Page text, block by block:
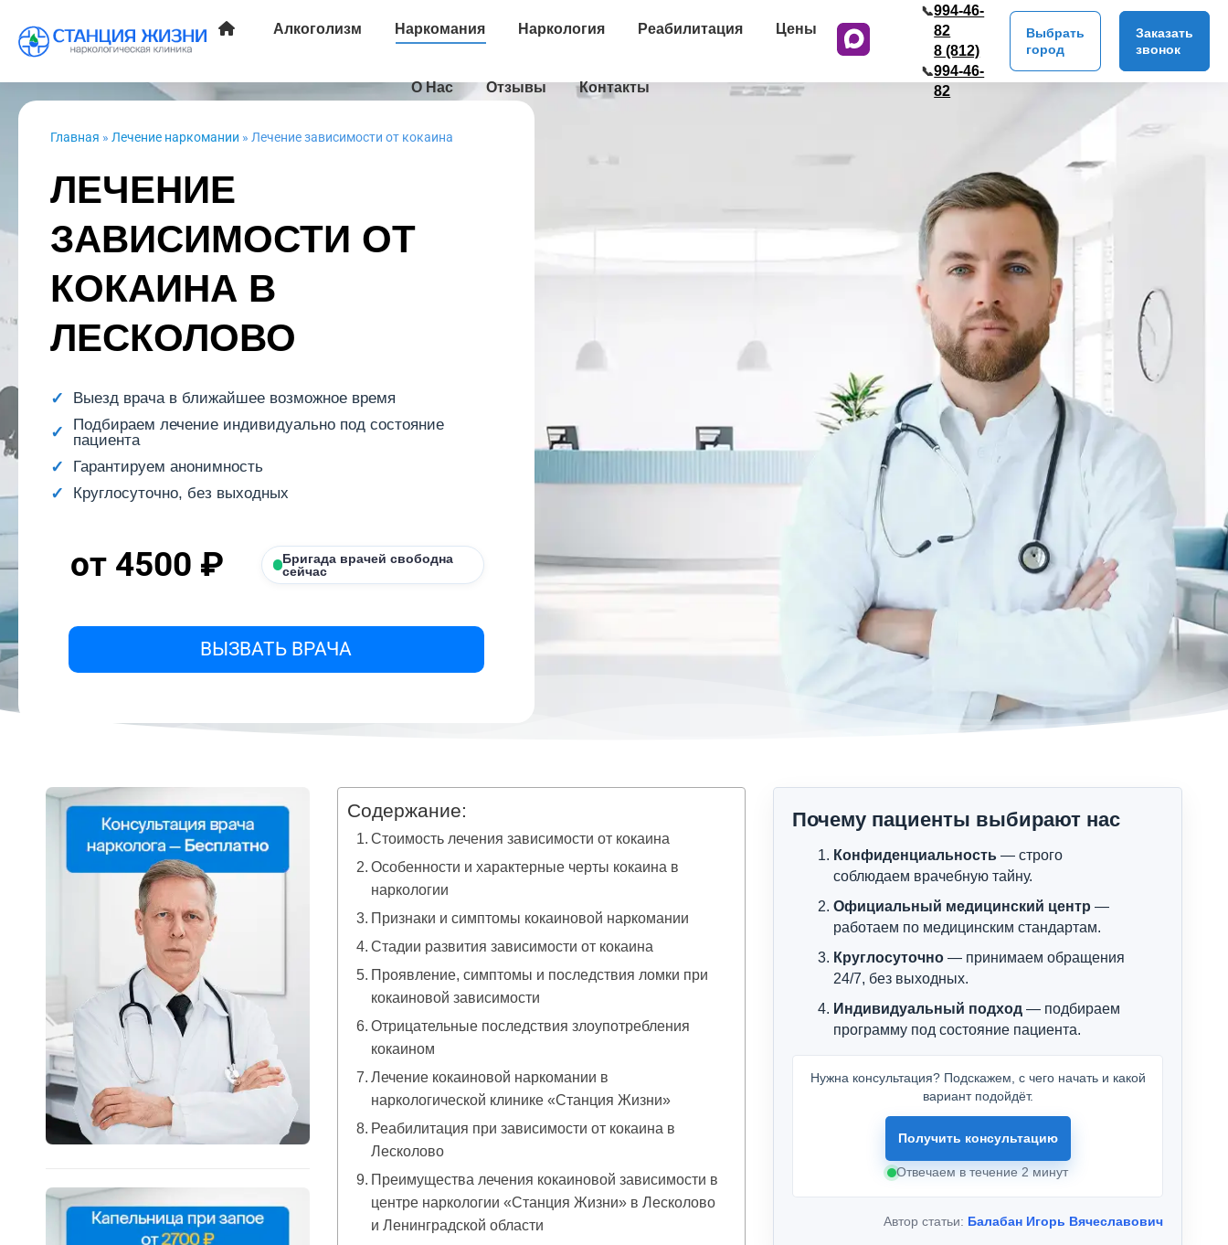
Алкоголизм Наркомания Наркология Реабилитация Цены
О Нас Отзывы Контакты
📞994-46-
82
📞
8 (812)
994-46-
82
Выбрать
город
Заказать
звонок
Главная » Лечение наркомании » Лечение зависимости от кокаина
ЛЕЧЕНИЕ
ЗАВИСИМОСТИ ОТ
КОКАИНА В
ЛЕСКОЛОВО
Выезд врача в ближайшее возможное время
Подбираем лечение индивидуально под состояние
пациента
Гарантируем анонимность
Круглосуточно, без выходных
от 4500 ₽
Бригада врачей свободна
сейчас
ВЫЗВАТЬ ВРАЧА
Содержание:
Стоимость лечения зависимости от кокаина
Особенности и характерные черты кокаина в
наркологии
Признаки и симптомы кокаиновой наркомании
Стадии развития зависимости от кокаина
Проявление, симптомы и последствия ломки при
кокаиновой зависимости
Отрицательные последствия злоупотребления
кокаином
Лечение кокаиновой наркомании в
наркологической клинике «Станция Жизни»
Реабилитация при зависимости от кокаина в
Лесколово
Преимущества лечения кокаиновой зависимости в
центре наркологии «Станция Жизни» в Лесколово
и Ленинградской области
Почему пациенты выбирают нас
Конфиденциальность — строго
соблюдаем врачебную тайну.
Официальный медицинский центр —
работаем по медицинским стандартам.
Круглосуточно — принимаем обращения
24/7, без выходных.
Индивидуальный подход — подбираем
программу под состояние пациента.
Нужна консультация? Подскажем, с чего начать и какой
вариант подойдёт.
Получить консультацию
Отвечаем в течение 2 минут
Автор статьи: Балабан Игорь Вячеславович